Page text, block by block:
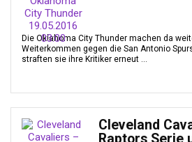
Die Oklahoma City Thunder machen da
Weiterkommen gegen die San Antonio
straften sie ihre Kritiker erneut ...
Cleveland